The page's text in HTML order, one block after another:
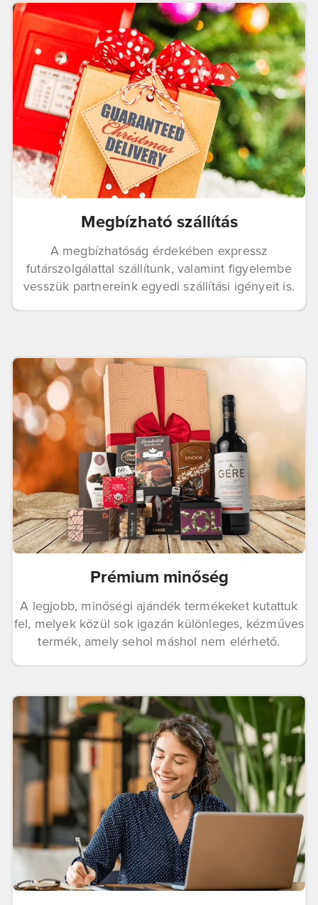
Megbízható szállítás
A megbízhatóság érdekében expressz
futárszolgálattal szállítunk, valamint figyelembe
vesszük partnereink egyedi szállítási igényeit is.
Prémium minőség
A legjobb, minőségi ajándék termékeket kutattuk
fel, melyek közül sok igazán különleges, kézműves
termék, amely sehol máshol nem elérhető.